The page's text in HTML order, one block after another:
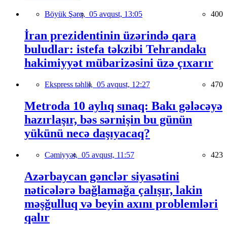
Böyük Şərq, 05 avqust, 13:05 400
İran prezidentinin üzərində qara
buludlar: istefa təkzibi Tehrandakı
hakimiyyət mübarizəsini üzə çıxarır
Ekspress təhlil, 05 avqust, 12:27 470
Metroda 10 aylıq sınaq: Bakı gələcəyə
hazırlaşır, bəs sərnişin bu günün
yükünü necə daşıyacaq?
Cəmiyyət, 05 avqust, 11:57 423
Azərbaycan gənclər siyasətini
nəticələrə bağlamağa çalışır, lakin
məşğulluq və beyin axını problemləri
qalır